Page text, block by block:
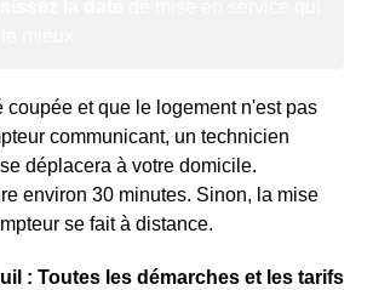
coupée et que le logement n'est pas
communicant, un technicien
déplacera à votre domicile.
environ 30 minutes. Sinon, la mise
se fait à distance.
: Toutes les démarches et les tarifs